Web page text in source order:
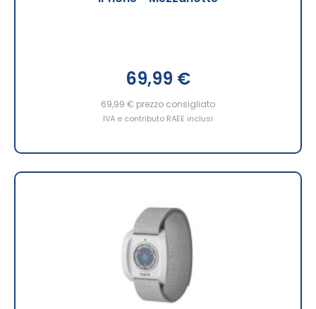
69,99 €
69,99 € prezzo consigliato
IVA e contributo RAEE inclusi